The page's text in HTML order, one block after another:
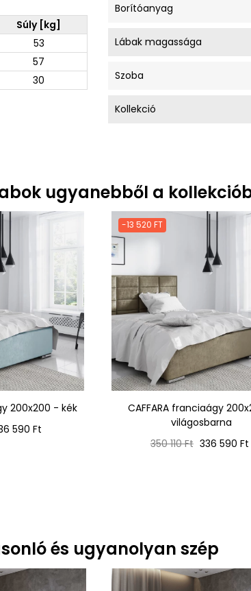
Súly [kg]
53
57
30
Borítóanyag
Lábak magassága
Szoba
Kollekció
ugyanebből a
200x200 - kék
590 Ft
-13 520 FT
CAFFARA franciaágy
világosbarna
Normál
350 110 Ft Ár
336 590 Ft
és ugyanolyan szép